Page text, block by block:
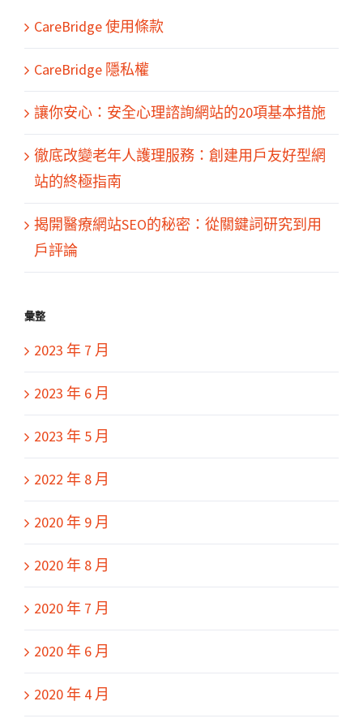
CareBridge 使用條款
CareBridge 隱私權
讓你安心：安全心理諮詢網站的20項基本措施
徹底改變老年人護理服務：創建用戶友好型網
站的終極指南
揭開醫療網站SEO的秘密：從關鍵詞研究到用
戶評論
彙整
2023 年 7 月
2023 年 6 月
2023 年 5 月
2022 年 8 月
2020 年 9 月
2020 年 8 月
2020 年 7 月
2020 年 6 月
2020 年 4 月